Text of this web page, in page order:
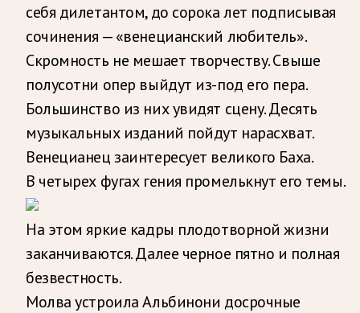
себя дилетантом, до сорока лет подписывая
сочинения — «венецианский любитель».
Скромность не мешает творчеству. Свыше
полусотни опер выйдут из-под его пера.
Большинство из них увидят сцену. Десять
музыкальных изданий пойдут нарасхват.
Венецианец заинтересует великого Баха.
В четырех фугах гения промелькнут его темы.
На этом яркие кадры плодотворной жизни
заканчиваются. Далее черное пятно и полная
безвестность.
Молва устроила Альбинони досрочные